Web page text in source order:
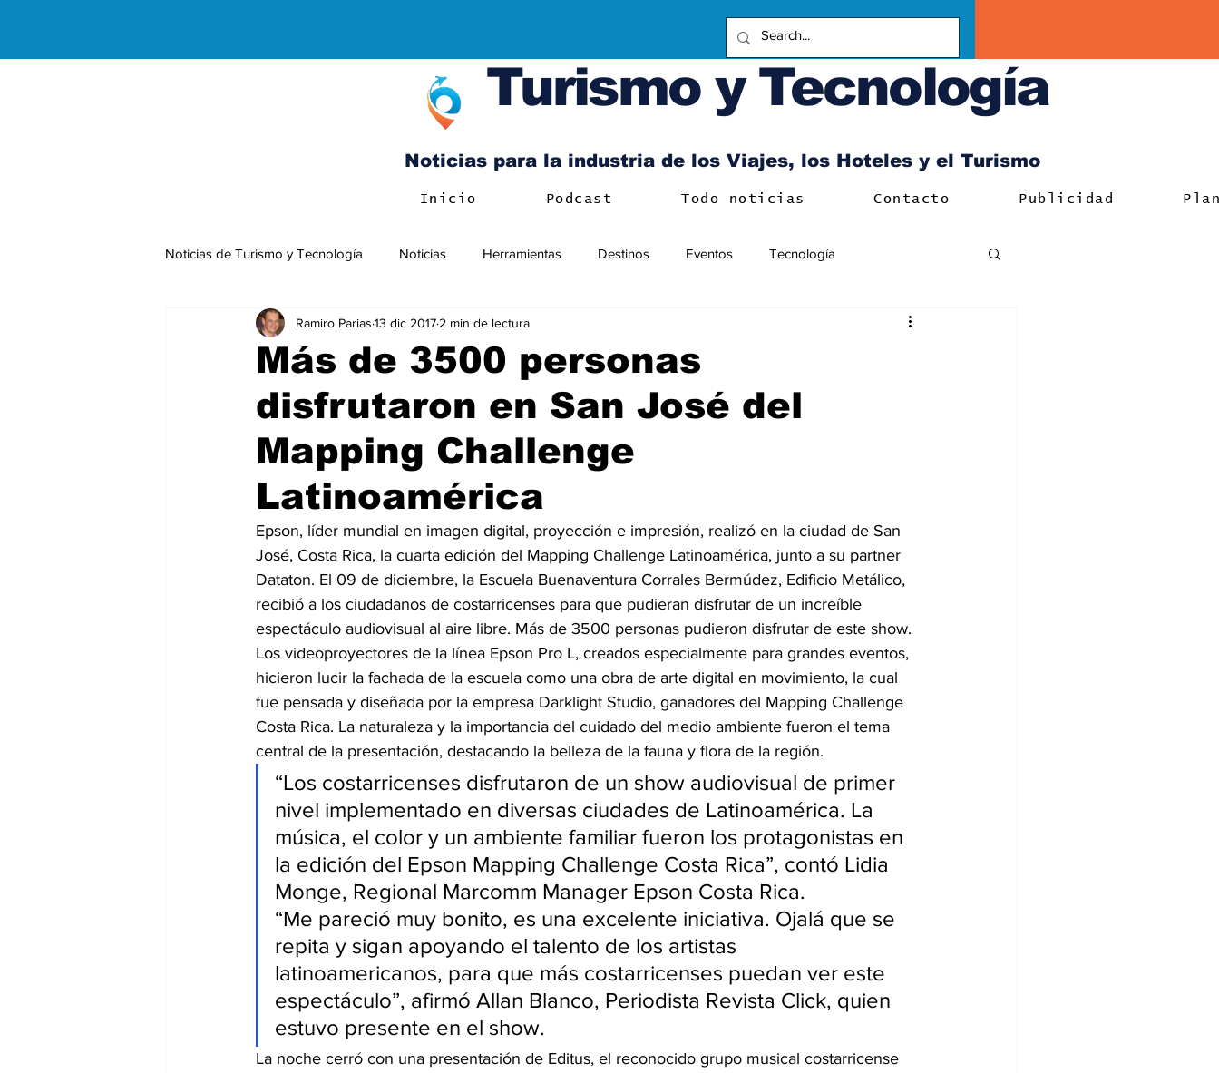
Turismo y Tecnología
Noticias para la industria de los Viajes, los Hoteles y el Turismo
Inicio Podcast Todo noticias Contacto Publicidad
Noticias de Turismo y Tecnología Noticias Herramientas Destinos Eventos Tecnología
Negocios Internacionales
Más de 3500 personas
disfrutaron en San José del
Mapping Challenge
Latinoamérica
Ramiro Parias 13 dic 2017 2 min de lectura
Epson, líder mundial en imagen digital, proyección e impresión, realizó en la ciudad de San
José, Costa Rica, la cuarta edición del Mapping Challenge Latinoamérica, junto a su partner
Dataton. El 09 de diciembre, la Escuela Buenaventura Corrales Bermúdez, Edificio Metálico,
recibió a los ciudadanos de costarricenses para que pudieran disfrutar de un increíble
espectáculo audiovisual al aire libre. Más de 3500 personas pudieron disfrutar de este show.
Los videoproyectores de la línea Epson Pro L, creados especialmente para grandes eventos,
hicieron lucir la fachada de la escuela como una obra de arte digital en movimiento, la cual
fue pensada y diseñada por la empresa Darklight Studio, ganadores del Mapping Challenge
Costa Rica. La naturaleza y la importancia del cuidado del medio ambiente fueron el tema
central de la presentación, destacando la belleza de la fauna y flora de la región.
“Los costarricenses disfrutaron de un show audiovisual de primer
nivel implementado en diversas ciudades de Latinoamérica. La
música, el color y un ambiente familiar fueron los protagonistas en
la edición del Epson Mapping Challenge Costa Rica”, contó Lidia
Monge, Regional Marcomm Manager Epson Costa Rica.
“Me pareció muy bonito, es una excelente iniciativa. Ojalá que se
repita y sigan apoyando el talento de los artistas
latinoamericanos, para que más costarricenses puedan ver este
espectáculo”, afirmó Allan Blanco, Periodista Revista Click, quien
estuvo presente en el show.
La noche cerró con una presentación de Editus, el reconocido grupo musical costarricense